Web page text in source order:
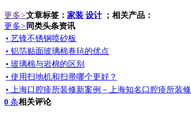
更多>文章标签： 家装 设计；相关产品：
更多> 同类头条资讯
• 艺锋不锈钢喷砂板
• 铝箔贴面玻璃棉卷毡的优点
• 玻璃棉与岩棉的区别
• 使用扫地机和扫帚哪个更好？
• 上海口腔疹所装修新案例－上海知名口腔疹所装修
0 条相关评论